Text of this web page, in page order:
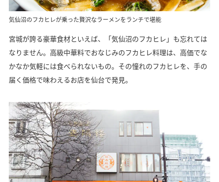
気仙沼のフカヒレが乗った贅沢なラーメンをランチで堪能
宮城が誇る豪華食材といえば、「気仙沼のフカヒレ」も忘れては
なりません。高級中華料でおなじみのフカヒレ料理は、高価でな
かなか気軽には食べられないもの。その憧れのフカヒレを、手の
届く価格で味わえるお店を仙台で発見。